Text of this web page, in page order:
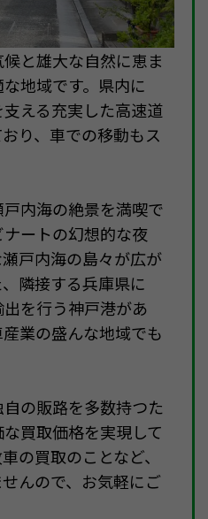
と雄大な自然に恵ま
地域です。県内に
える充実した高速道
り、車での移動もス
内海の絶景を満喫で
ートの幻想的な夜
戸内海の島々が広が
隣接する兵庫県に
を行う神戸港があ
業の盛んな地域でも
の販路を多数持つた
買取価格を実現して
の買取のことなど、
んので、お気軽にご